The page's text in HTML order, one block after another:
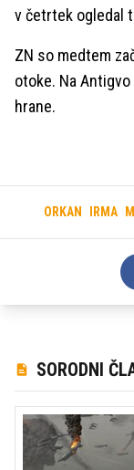
v četrtek ogledal
ZN so medtem
otoke. Na
hrane.
ORKAN IRMA
SORODNI